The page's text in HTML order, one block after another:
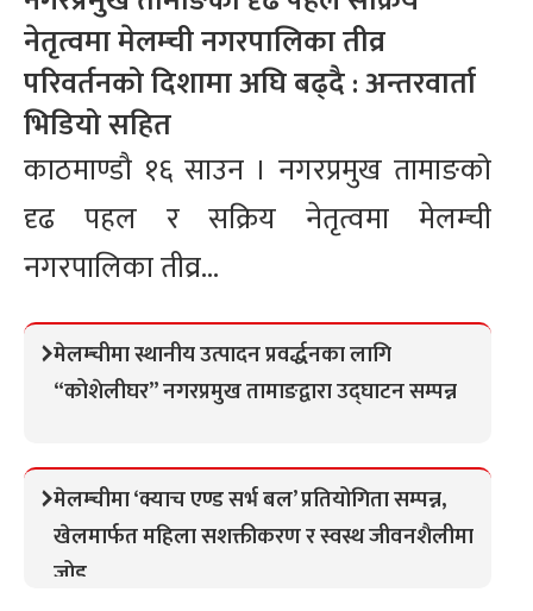
नेतृत्वमा मेलम्ची नगरपालिका तीव्र
परिवर्तनको दिशामा अघि बढ्दै : अन्तरवार्ता
भिडियो सहित
काठमाण्डौ १६ साउन । नगरप्रमुख तामाङको
दृढ पहल र सक्रिय नेतृत्वमा मेलम्ची
नगरपालिका तीव्र...
मेलम्चीमा स्थानीय उत्पादन प्रवर्द्धनका लागि
“कोशेलीघर” नगरप्रमुख तामाङद्वारा उद्घाटन सम्पन्न
मेलम्चीमा ‘क्याच एण्ड सर्भ बल’ प्रतियोगिता सम्पन्न,
खेलमार्फत महिला सशक्तीकरण र स्वस्थ जीवनशैलीमा
जोड